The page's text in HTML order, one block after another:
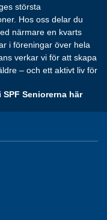
största
Hos oss delar du
närmare en kvarts
i föreningar över hela
verkar vi för att skapa
– och ett aktivt liv för
SPF Seniorerna här